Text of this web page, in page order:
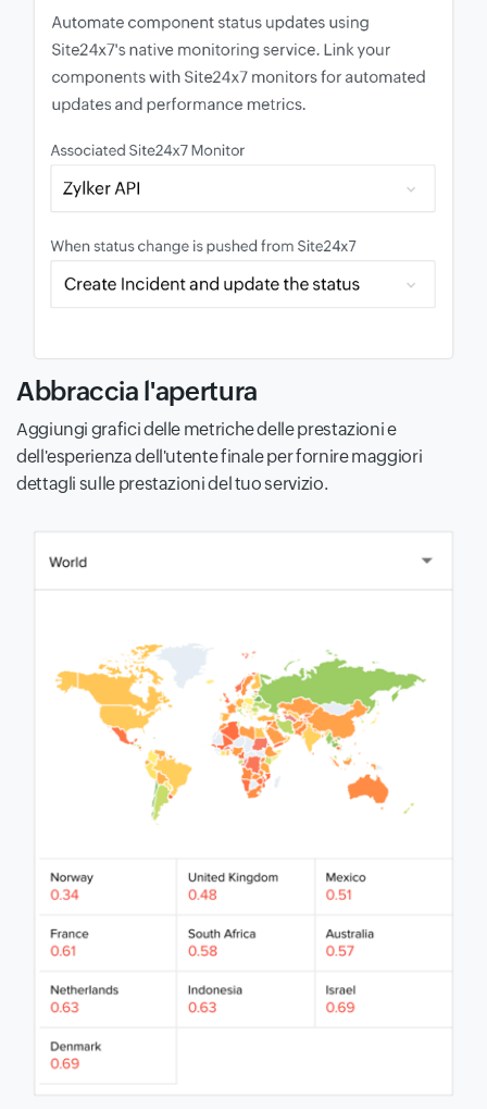
Abbraccia l'apertura
Aggiungi grafici delle metriche delle prestazioni e
dell'esperienza dell'utente finale per fornire maggiori
dettagli sulle prestazioni del tuo servizio.